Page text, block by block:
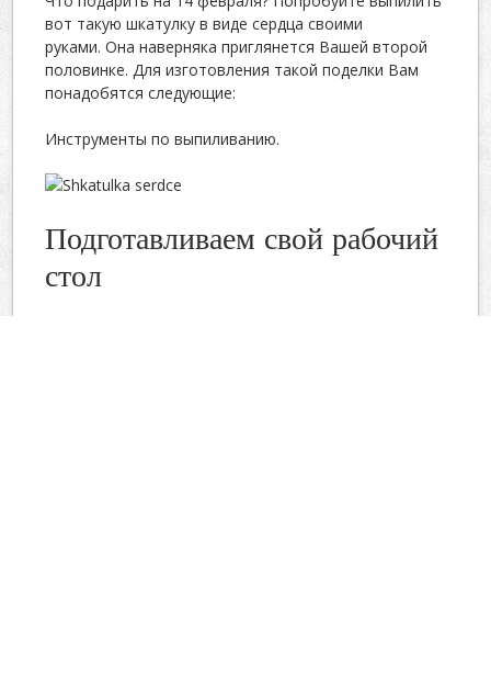
вот такую шкатулку в виде сердца своими
руками. Она наверняка приглянется Вашей второй
половинке. Для изготовления такой поделки Вам
понадобятся следующие:
Инструменты по выпиливанию.
Подготавливаем свой рабочий
стол